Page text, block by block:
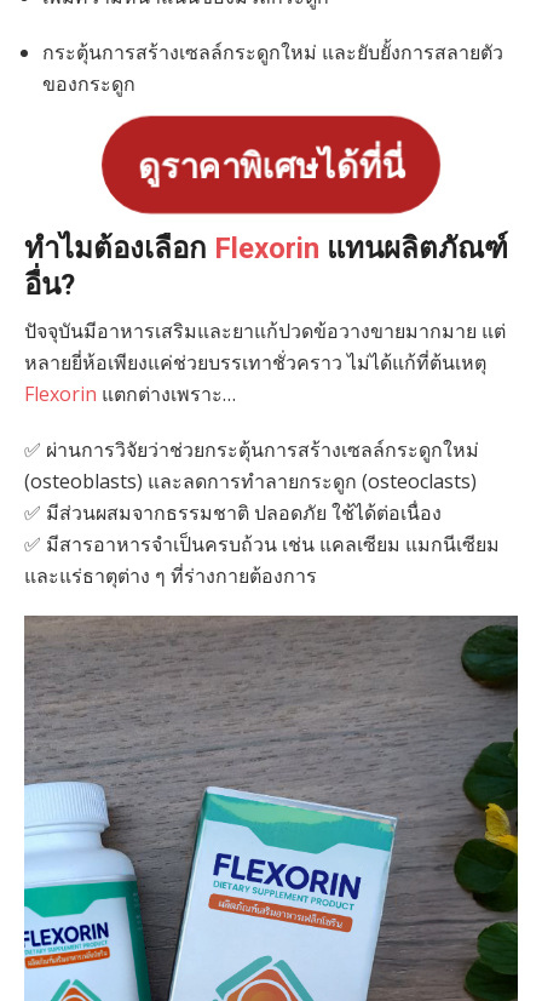
กระตุ้นการสร้างเซลล์กระดูกใหม่ และยับยั้งการสลายตัว
ของกระดูก
ดูราคาพิเศษได้ที่นี่
ทำไมต้องเลือก Flexorin แทนผลิตภัณฑ์
อื่น?
ปัจจุบันมีอาหารเสริมและยาแก้ปวดข้อวางขายมากมาย แต่
หลายยี่ห้อเพียงแค่ช่วยบรรเทาชั่วคราว ไม่ได้แก้ที่ต้นเหตุ
Flexorin แตกต่างเพราะ…
✅ ผ่านการวิจัยว่าช่วยกระตุ้นการสร้างเซลล์กระดูกใหม่
(osteoblasts) และลดการทำลายกระดูก (osteoclasts)
✅ มีส่วนผสมจากธรรมชาติ ปลอดภัย ใช้ได้ต่อเนื่อง
✅ มีสารอาหารจำเป็นครบถ้วน เช่น แคลเซียม แมกนีเซียม
และแร่ธาตุต่าง ๆ ที่ร่างกายต้องการ